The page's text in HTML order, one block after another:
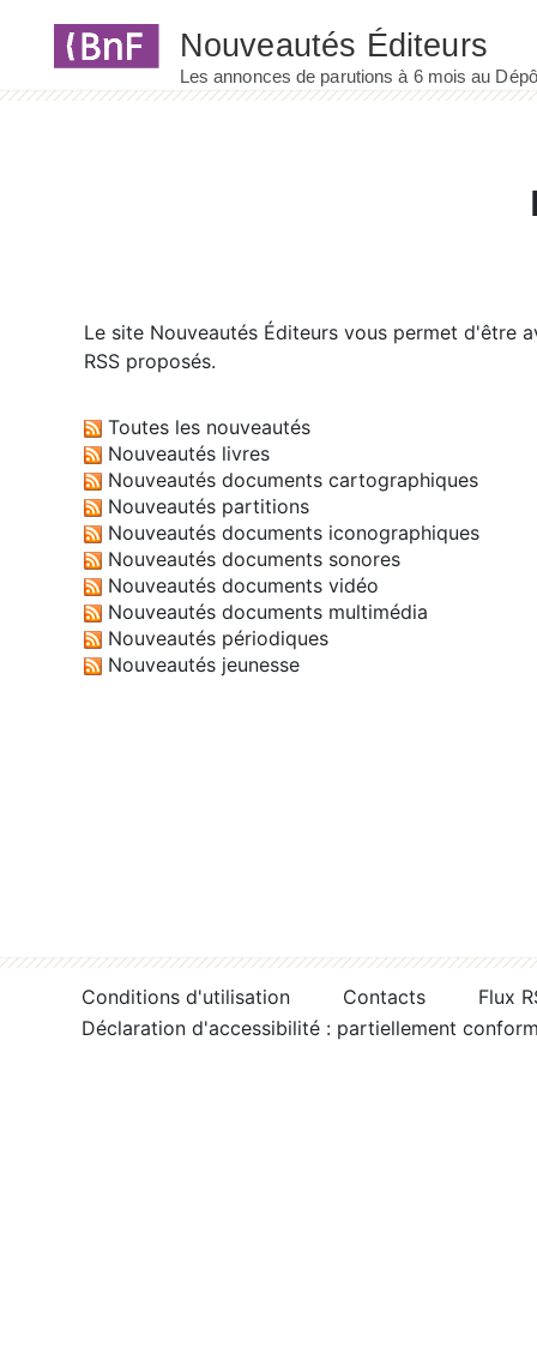
Le site Nouveautés Éditeurs vous permet d'être
RSS proposés.
Toutes les nouveautés
Nouveautés livres
Nouveautés documents cartographiques
Nouveautés partitions
Nouveautés documents iconographiques
Nouveautés documents sonores
Nouveautés documents vidéo
Nouveautés documents multimédia
Nouveautés périodiques
Nouveautés jeunesse
Conditions d'utilisation Contacts
Flux
Déclaration d'accessibilité : partiellement